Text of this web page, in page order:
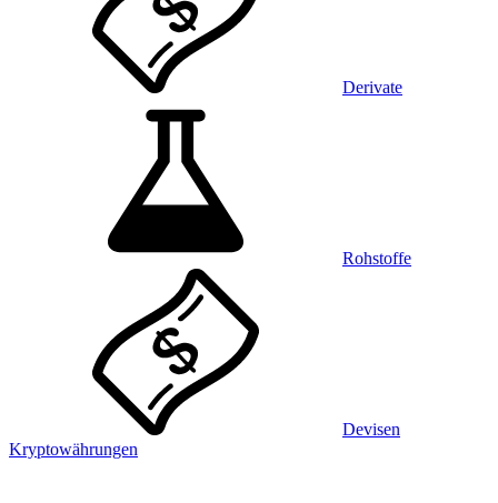
Derivate
Rohstoffe
Devisen
Kryptowährungen